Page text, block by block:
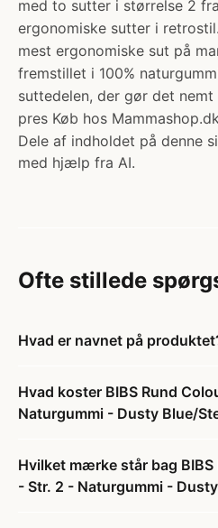
med to sutter i størrelse 2
ergonomiske sutter i
mest ergonomiske sut på
fremstillet i 100%
suttedelen, der gør det
pres Køb hos
Dele af indholdet på denne
med hjælp fra AI.
Ofte stillede
Hvad er navnet på
Hvad koster BIBS Rund
Naturgummi - Dusty Blue/
Hvilket mærke står bag
- Str. 2 - Naturgummi -